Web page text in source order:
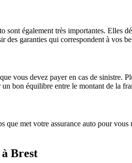
sont également très importantes.
des garanties qui correspondent à vos
vous devez payer en cas de sinistre.
bon équilibre entre le montant de la
que met votre assurance auto pour
Brest